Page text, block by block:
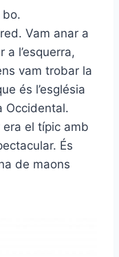
bo.
Vam anar a
l’esquerra,
vam trobar la
és l’església
Occidental.
era el típic amb
És
de maons